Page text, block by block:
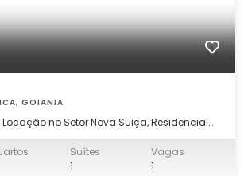
GOIANIA
no Setor Nova Suiça, Residencial
e 2 quartos com ar-condicionado.
dois ambientes com varanda
Suítes
1
Vagas
1